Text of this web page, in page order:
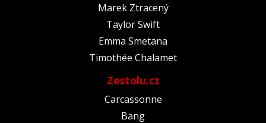
Marek Ztracený
Taylor Swift
Emma Smetana
Timothée Chalamet
Zestolu.cz
Carcassonne
Bang